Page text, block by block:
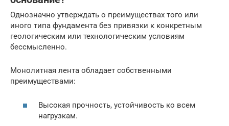
Однозначно утверждать о преимуществах того или
иного типа фундамента без привязки к конкретным
геологическим или технологическим условиям
бессмысленно.
Монолитная лента обладает собственными
преимуществами:
Высокая прочность, устойчивость ко всем
нагрузкам.